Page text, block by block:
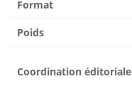
Format
Poids
Coordination éditoriale